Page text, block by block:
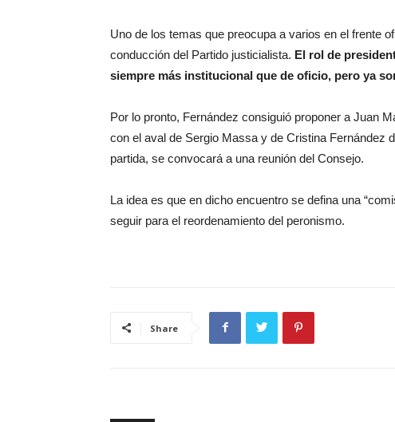
Uno de los temas que preocupa a varios en el frente
conducción del Partido justicialista. El rol de
siempre más institucional que de oficio, pero ya
Por lo pronto, Fernández consiguió proponer a Juan
con el aval de Sergio Massa y de Cristina Fernández
partida, se convocará a una reunión del Consejo.
La idea es que en dicho encuentro se defina una
seguir para el reordenamiento del peronismo.
Share